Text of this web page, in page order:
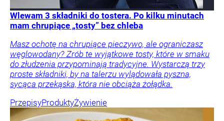
Wlewam 3 składniki do tostera. Po kilku minutach
mam chrupiące „tosty” bez chleba
Masz ochotę na chrupiące pieczywo, ale ograniczasz
węglowodany? Zrób te wyjątkowe tosty, które w smaku
do złudzenia przypominają tradycyjne. Wystarczą trzy
proste składniki, by na talerzu wylądowała pyszna,
sycąca przekąska, która nie obciąża żołądka.
PrzepisyProduktyŻywienie